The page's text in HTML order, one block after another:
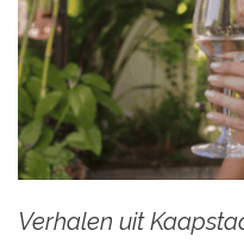
Verhalen uit